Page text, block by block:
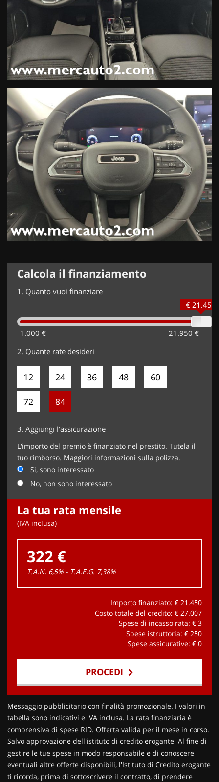
Calcola il finanziamento
1. Quanto vuoi finanziare
1.000 € 21.950 €
€ 21.450
2. Quante rate desideri
12 24 36 48 60
72 84
3. Aggiungi l'assicurazione
L'importo del premio è finanziato nel prestito. Tutela il
tuo rimborso. Maggiori informazioni sulla polizza.
Si, sono interessato
No, non sono interessato
La tua rata mensile
(IVA inclusa)
322 €
T.A.N. 6,5% - T.A.E.G. 7,38%
Importo finanziato: € 21.450
Costo totale del credito: € 27.007
Spese di incasso rata: € 3
Spese istruttoria: € 250
Spese assicurative: € 0
PROCEDI
Contattaci
Messaggio pubblicitario con finalità promozionale. I valori in
tabella sono indicativi e IVA inclusa. La rata finanziaria è
comprensiva di spese RID. Offerta valida per il mese in corso.
Salvo approvazione dell'istituto di credito erogante. Al fine di
gestire le tue spese in modo responsabile e di conoscere
eventuali altre offerte disponibili, l'Istituto di Credito erogante
ti ricorda, prima di sottoscrivere il contratto, di prendere